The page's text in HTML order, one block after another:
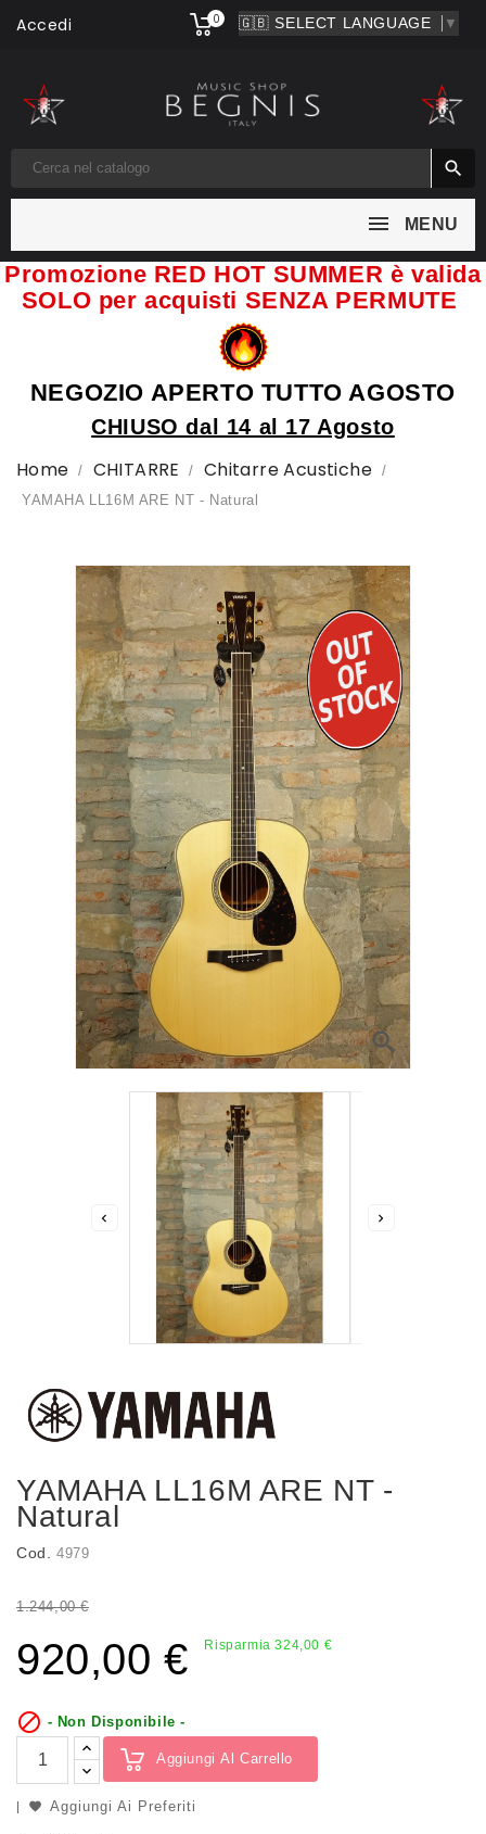
▼
Accedi 0

MENU
Promozione RED HOT SUMMER è valida
SOLO per acquisti SENZA PERMUTE
NEGOZIO APERTO TUTTO AGOSTO
CHIUSO dal 14 al 17 Agosto
Home CHITARRE Chitarre Acustiche
YAMAHA LL16M ARE NT - Natural

 
YAMAHA LL16M ARE NT -
Natural
Cod. 4979
1.244,00 €
920,00 € Risparmia 324,00 €
 - Non Disponibile -
Aggiungi Al Carrello
Aggiungi Ai Preferiti